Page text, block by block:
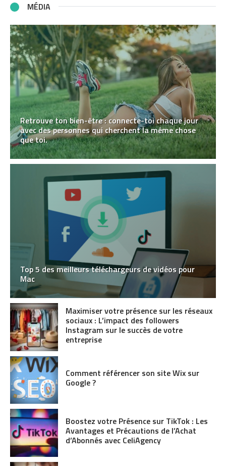
MÉDIA
Retrouve ton bien-être : connecte-toi chaque jour
avec des personnes qui cherchent la même chose
que toi.
Top 5 des meilleurs téléchargeurs de vidéos pour
Mac
Maximiser votre présence sur les réseaux
sociaux : L’impact des followers
Instagram sur le succès de votre
entreprise
Comment référencer son site Wix sur
Google ?
Boostez votre Présence sur TikTok : Les
Avantages et Précautions de l’Achat
d’Abonnés avec CeliAgency